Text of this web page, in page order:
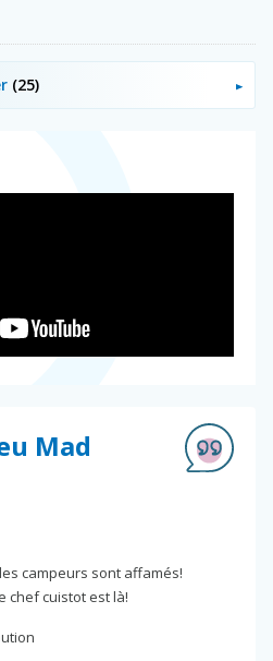
(25)
Mad
campeurs sont affamés!
chef cuistot est là!